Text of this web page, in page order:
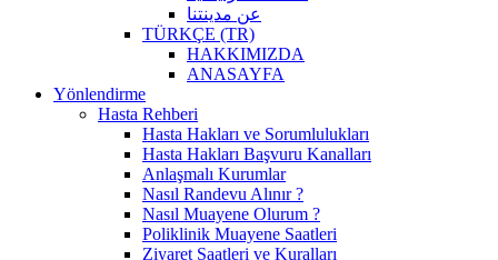
عن مدينتنا
TÜRKÇE (TR)
HAKKIMIZDA
ANASAYFA
Yönlendirme
Hasta Rehberi
Hasta Hakları ve Sorumlulukları
Hasta Hakları Başvuru Kanalları
Anlaşmalı Kurumlar
Nasıl Randevu Alınır ?
Nasıl Muayene Olurum ?
Poliklinik Muayene Saatleri
Ziyaret Saatleri ve Kuralları